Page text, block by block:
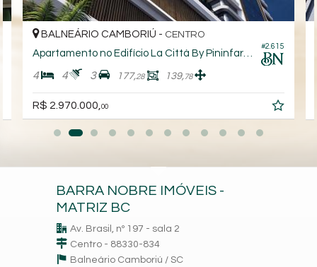
#2.615
BALNEÁRIO CAMBORIÚ - CENTRO
Apartamento no Edifício La Città By Pininfarina
4 4 3 177,28 139,78
R$ 2.970.000,00
BARRA NOBRE IMÓVEIS -
MATRIZ BC
Av. Brasil, nº 197 - sala 2
Centro - 88330-834
Balneário Camboriú / SC